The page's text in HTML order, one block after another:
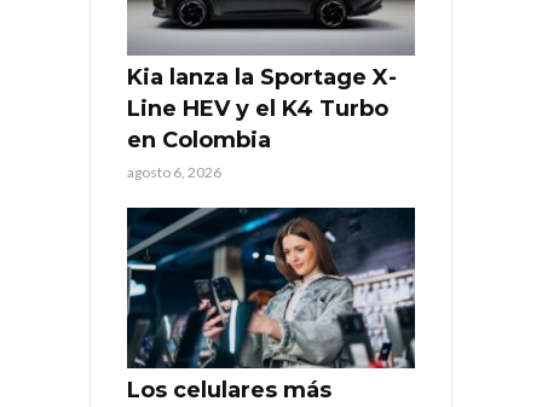
Kia lanza la Sportage X-
Line HEV y el K4 Turbo
en Colombia
agosto 6, 2026
Los celulares más